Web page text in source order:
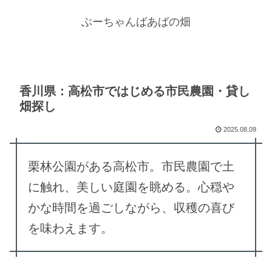
ぶーちゃんばあばの畑
香川県：高松市ではじめる市民農園・貸し
畑探し
2025.08.09
栗林公園がある高松市。市民農園で土
に触れ、美しい庭園を眺める。心穏や
かな時間を過ごしながら、収穫の喜び
を味わえます。